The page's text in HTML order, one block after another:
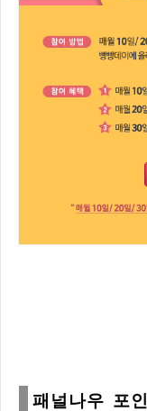
패널나우 포